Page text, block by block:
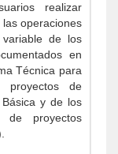
realizar
operaciones
de los
en
Técnica para
proyectos de
y de los
de proyectos